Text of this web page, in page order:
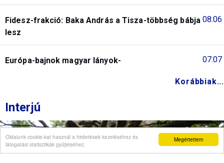
Megértettem
Oldalunk cookie-kat használ a hirdetések kezeléséhez és
látogatási statisztikák gyűjtéséhez.
08:06
Fidesz-frakció: Baka András a Tisza-többség bábja
lesz
07:07
Európa-bajnok magyar lányok-
Korábbiak...
Interjú